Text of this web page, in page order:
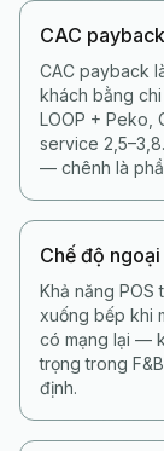
CAC payback
CAC payback
khách bằng chi
LOOP + Peko,
service
— chênh là
Chế độ
Khả năng POS
xuống bếp khi
có mạng lại —
trọng trong
định.